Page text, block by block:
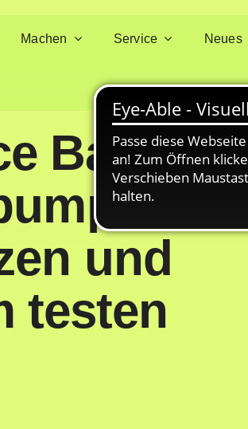
Machen Service Neues
Bayern:
–
und
testen